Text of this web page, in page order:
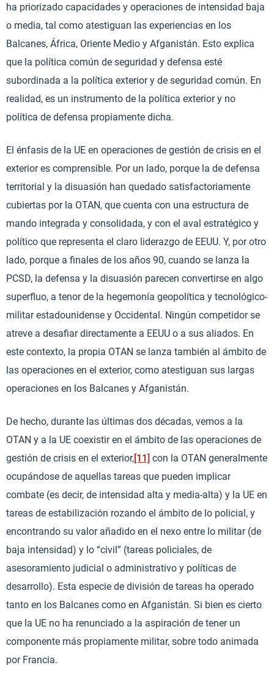
ha priorizado capacidades y operaciones de intensidad baja
o media, tal como atestiguan las experiencias en los
Balcanes, África, Oriente Medio y Afganistán. Esto explica
que la política común de seguridad y defensa esté
subordinada a la política exterior y de seguridad común. En
realidad, es un instrumento de la política exterior y no
política de defensa propiamente dicha.
El énfasis de la UE en operaciones de gestión de crisis en el
exterior es comprensible. Por un lado, porque la de defensa
territorial y la disuasión han quedado satisfactoriamente
cubiertas por la OTAN, que cuenta con una estructura de
mando integrada y consolidada, y con el aval estratégico y
político que representa el claro liderazgo de EEUU. Y, por otro
lado, porque a finales de los años 90, cuando se lanza la
PCSD, la defensa y la disuasión parecen convertirse en algo
superfluo, a tenor de la hegemonía geopolítica y tecnológico-
militar estadounidense y Occidental. Ningún competidor se
atreve a desafiar directamente a EEUU o a sus aliados. En
este contexto, la propia OTAN se lanza también al ámbito de
las operaciones en el exterior, como atestiguan sus largas
operaciones en los Balcanes y Afganistán.
De hecho, durante las últimas dos décadas, vemos a la
OTAN y a la UE coexistir en el ámbito de las operaciones de
gestión de crisis en el exterior,[11] con la OTAN generalmente
ocupándose de aquellas tareas que pueden implicar
combate (es decir, de intensidad alta y media-alta) y la UE en
tareas de estabilización rozando el ámbito de lo policial, y
encontrando su valor añadido en el nexo entre lo militar (de
baja intensidad) y lo “civil” (tareas policiales, de
asesoramiento judicial o administrativo y políticas de
desarrollo). Esta especie de división de tareas ha operado
tanto en los Balcanes como en Afganistán. Si bien es cierto
que la UE no ha renunciado a la aspiración de tener un
componente más propiamente militar, sobre todo animada
por Francia.